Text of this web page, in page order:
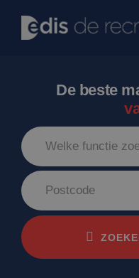
De beste